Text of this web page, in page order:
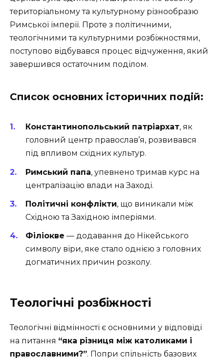
територіальному та культурному різнообразю
Римської імперії. Проте з політичними,
теологічними та культурними розбіжностями,
поступово відбувався процес відчуження, який
завершився остаточним поділом.
Список основних історичних подій:
Константинопольський патріархат, як
головний центр православ’я, розвивався
під впливом східних культур.
Римський папа, упевнено тримав курс на
централізацію влади на Заході.
Політичні конфлікти, що виникали між
Східною та Західною імперіями.
Філіокве — додавання до Нікейського
символу віри, яке стало однією з головних
догматичних причин розколу.
Теологічні розбіжності
Теологічні відмінності є основними у відповіді
на питання “яка різниця між католиками і
православними?”. Попри спільність базових